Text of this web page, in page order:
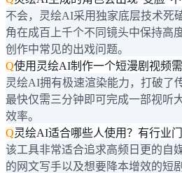
不会，灵绘AI采用独家底层技术死
角在成百上千个不同镜头中保持高
创作中常见的出戏问题。
Q使用灵绘AI制作一个短漫剧视频需
灵绘AI拥有极速渲染能力，打破了
最快仅需三分钟即可完成一部视听
效率。
Q灵绘AI适合哪些人使用？有行业门
该工具非常适合追求高频日更的自
的网文写手以及想要降本增效的短